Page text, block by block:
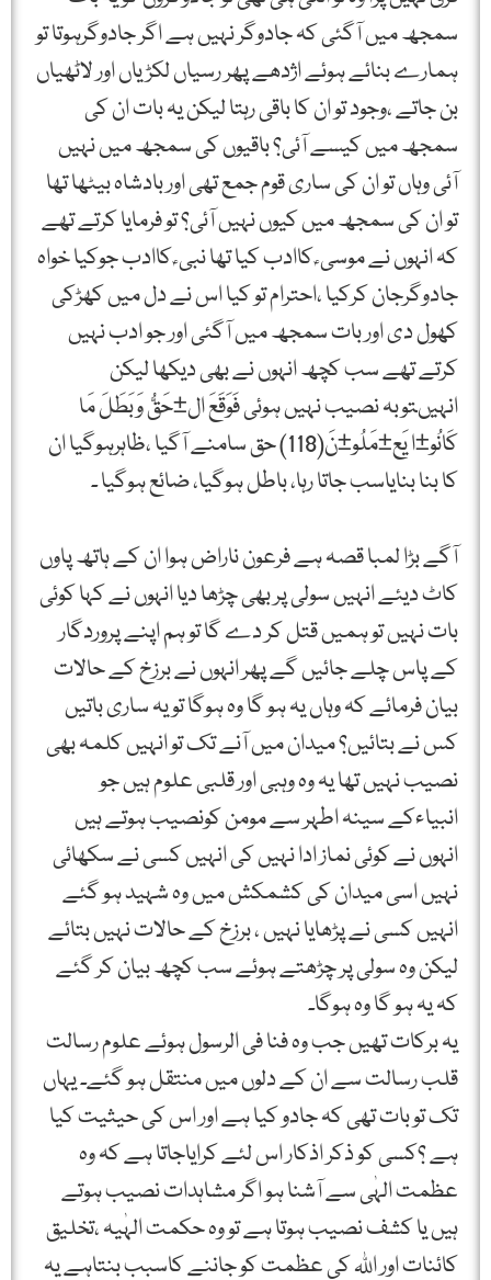
سمجھ میں آگئی کہ جادوگر نہیں ہے اگر جادوگرہوتا تو
ہمارے بنائے ہوئے اژدھے پھر رسیاں لکڑیاں اور لاٹھیاں
بن جاتے ،وجود تو ان کا باقی رہتا لیکن یہ بات ان کی
سمجھ میں کیسے آئی؟ باقیوں کی سمجھ میں نہیں
آئی وہاں تو ان کی ساری قوم جمع تھی اور بادشاہ بیٹھا تھا
تو ان کی سمجھ میں کیوں نہیں آئی؟ تو فرمایا کرتے تھے
کہ انہوں نے موسی ؑ کاادب کیا تھا نبی ؑ کاادب جوکیا خواہ
جادوگرجان کرکیا ،احترام تو کیا اس نے دل میں کھڑکی
کھول دی اور بات سمجھ میں آگئی اور جو ادب نہیں
کرتے تھے سب کچھ انہوں نے بھی دیکھا لیکن
انہیںتوبہ نصیب نہیں ہوئی فَوَقَعَ ال±حَقُّ وَبَطَلَ مَا
کَانُو±ا یَع±مَلُو±نَ(118) حق سامنے آگیا ،ظاہرہوگیا ان
کا بنا بنایاسب جاتا رہا، باطل ہوگیا، ضائع ہوگیا ۔
آگے بڑا لمبا قصہ ہے فرعون ناراض ہوا ان کے ہاتھ پاوں
کاٹ دیئے انہیں سولی پر بھی چڑھا دیا انہوں نے کہا کوئی
بات نہیں تو ہمیں قتل کر دے گا تو ہم اپنے پروردگار
کے پاس چلے جائیں گے پھر انہوں نے برزخ کے حالات
بیان فرمائے کہ وہاں یہ ہو گا وہ ہوگا تو یہ ساری باتیں
کس نے بتائیں؟ میدان میں آنے تک تو انہیں کلمہ بھی
نصیب نہیں تھا یہ وہ وہبی اور قلبی علوم ہیں جو
انبیاءکے سینہ اطہر سے مومن کونصیب ہوتے ہیں
انہوں نے کوئی نماز ادا نہیں کی انہیں کسی نے سکھائی
نہیں اسی میدان کی کشمکش میں وہ شہید ہو گئے
انہیں کسی نے پڑھایا نہیں ، برزخ کے حالات نہیں بتائے
لیکن وہ سولی پر چڑھتے ہوئے سب کچھ بیان کر گئے
کہ یہ ہو گا وہ ہوگا۔
یہ برکات تھیں جب وہ فنا فی الرسول ہوئے علوم رسالت
قلب رسالت سے ان کے دلوں میں منتقل ہو گئے۔ یہاں
تک تو بات تھی کہ جادو کیا ہے اور اس کی حیثیت کیا
ہے ؟کسی کو ذکر اذکار اس لئے کرایاجاتا ہے کہ وہ
عظمت الہٰی سے آشنا ہو اگر مشاہدات نصیب ہوتے
ہیں یا کشف نصیب ہوتا ہے تو وہ حکمت الہٰیہ ،تخلیق
کائنات اور اﷲ کی عظمت کو جاننے کاسبب بنتاہے یہ